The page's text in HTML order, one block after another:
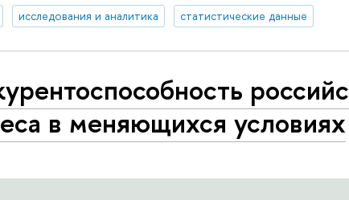
исследования и аналитика статистические данные
в меняющихся условиях